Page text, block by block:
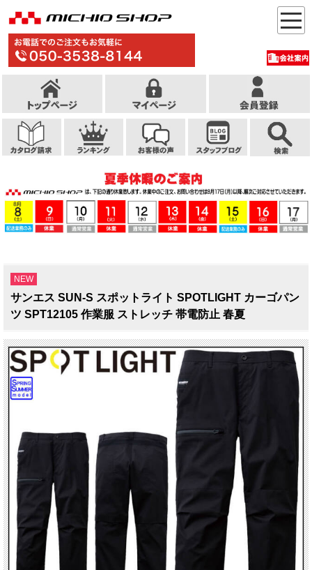
NEW
サンエス SUN-S スポットライト SPOTLIGHT カーゴパン
ツ SPT12105 作業服 ストレッチ 帯電防止 春夏